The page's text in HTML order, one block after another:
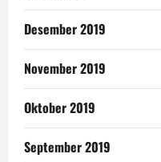
Desember 2019
November 2019
Oktober 2019
September 2019